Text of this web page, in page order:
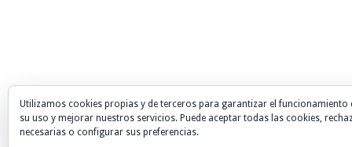
Utilizamos cookies propias y de terceros para garantizar el funcionamiento
su uso y mejorar nuestros servicios. Puede aceptar todas las cookies,
necesarias o configurar sus preferencias.